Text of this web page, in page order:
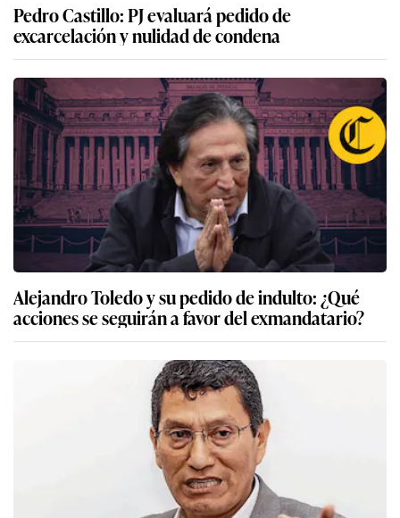
Pedro Castillo: PJ evaluará pedido de
excarcelación y nulidad de condena
Alejandro Toledo y su pedido de indulto: ¿Qué
acciones se seguirán a favor del exmandatario?